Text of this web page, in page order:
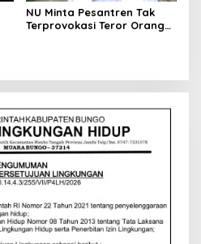
NU Minta Pesantren Tak
Terprovokasi Teror Orang